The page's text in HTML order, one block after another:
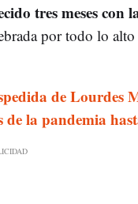
tres meses con
por todo lo
de Lourdes
la pandemia